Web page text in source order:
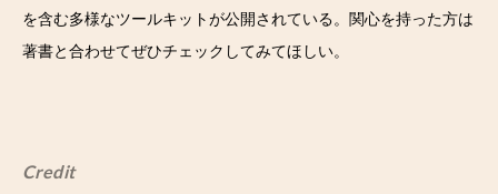
を含む多様なツールキットが公開されている。関心を持った方は
著書と合わせてぜひチェックしてみてほしい。
Credit